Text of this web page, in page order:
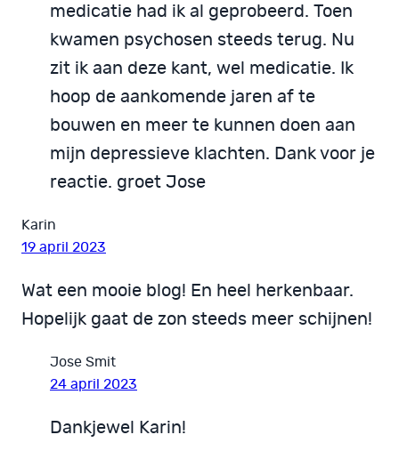
medicatie had ik al geprobeerd. Toen
kwamen psychosen steeds terug. Nu
zit ik aan deze kant, wel medicatie. Ik
hoop de aankomende jaren af te
bouwen en meer te kunnen doen aan
mijn depressieve klachten. Dank voor je
reactie. groet Jose
Karin
19 april 2023
Wat een mooie blog! En heel herkenbaar.
Hopelijk gaat de zon steeds meer schijnen!
Jose Smit
24 april 2023
Dankjewel Karin!